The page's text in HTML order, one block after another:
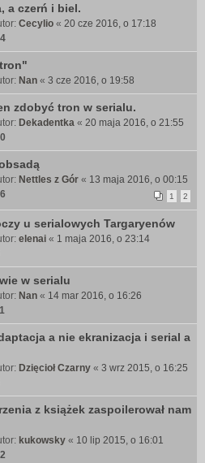
a czerń i biel.
Cecylio « 20 cze 2016, o 17:18
Nan « 3 cze 2016, o 19:58
zdobyć tron w serialu.
Dekadentka « 20 maja 2016, o 21:55
Nettles z Gór « 13 maja 2016, o 00:15
1 2
u serialowych Targaryenów
elenai « 1 maja 2016, o 23:14
w serialu
Nan « 14 mar 2016, o 16:26
a nie ekranizacja i serial a
Dzięcioł Czarny « 3 wrz 2015, o 16:25
z książek zaspoilerował nam
kukowsky « 10 lip 2015, o 16:01